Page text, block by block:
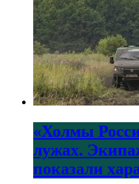
«Холмы
лужах.
показали